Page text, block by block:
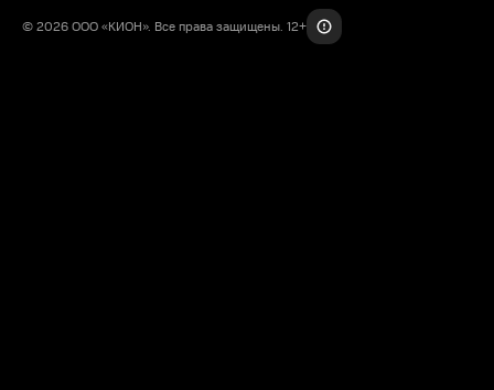
© 2026 ООО «КИОН». Все права защищены. 12+